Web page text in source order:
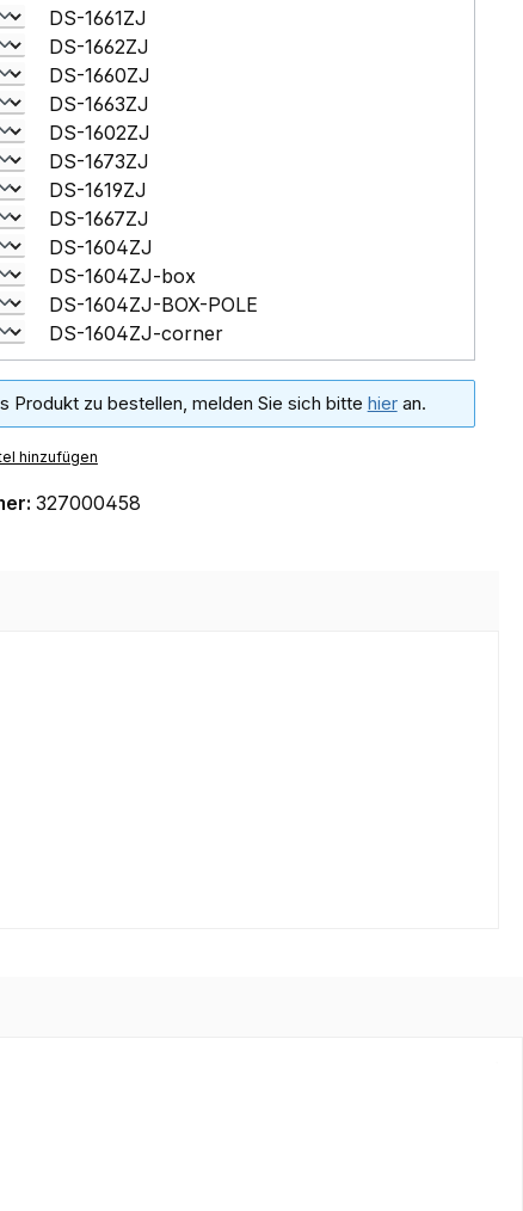
DS-1661ZJ
DS-1662ZJ
DS-1660ZJ
DS-1663ZJ
DS-1602ZJ
DS-1673ZJ
DS-1619ZJ
DS-1667ZJ
DS-1604ZJ
DS-1604ZJ-box
DS-1604ZJ-BOX-POLE
DS-1604ZJ-corner
Produkt zu bestellen, melden Sie sich bitte hieran.
hinzufügen
327000458